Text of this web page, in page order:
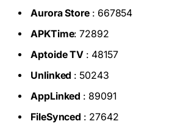
Aurora Store : 667854
APKTime: 72892
Aptoide TV : 48157
Unlinked : 50243
AppLinked : 89091
FileSynced : 27642